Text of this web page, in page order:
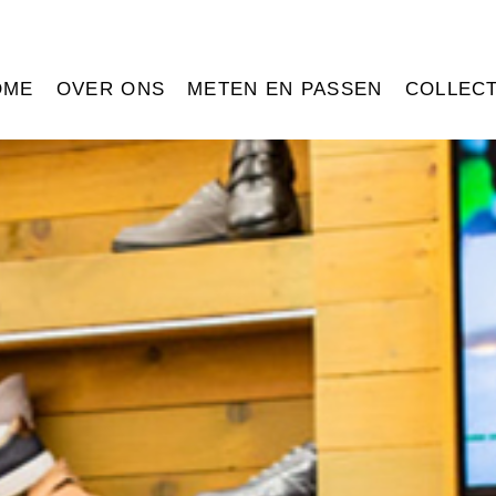
OVER ONS METEN EN PASSEN